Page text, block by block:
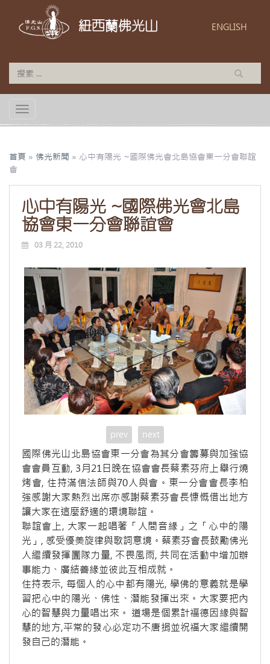
紐西蘭佛光山 ENGLISH
TOGGLE NAVIGATION
首頁 » 佛光新聞 » 心中有陽光 ~國際佛光會北島協會東一分會聯誼
會
心中有陽光 ~國際佛光會北島
協會東一分會聯誼會
03 月 22, 2010
prev next
國際佛光山北島協會東一分會為其分會籌募與加強協
會會員互動, 3月21日晚在協會會長蔡素芬府上舉行燒
烤會, 住持滿信法師與70人與會。東一分會會長李柏
強感謝大家熱烈出席亦感謝蔡素芬會長慷慨借出地方
讓大家在這麼舒適的環境聯誼。
聯誼會上, 大家一起唱著「人間音緣」之「心中的陽
光」, 感受優美旋律與歌詞意境。蔡素芬會長鼓勵佛光
人繼續發揮團隊力量, 不畏風雨, 共同在活動中增加辦
事能力、廣結善緣並彼此互相成就。
住持表示, 每個人的心中都有陽光, 學佛的意義就是學
習把心中的陽光、佛性、潛能發揮出來。大家要把內
心的智慧與力量唱出來。 道場是個累計福德因緣與智
慧的地方,平常的發心必定功不唐捐並祝福大家繼續開
發自己的潛能。